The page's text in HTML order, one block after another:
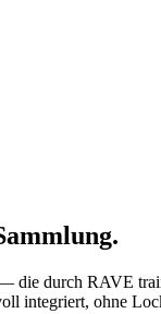
die durch RAVE
integriert, ohne